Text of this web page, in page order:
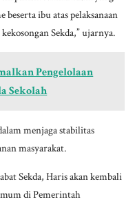
ibu atas pelaksanaan
Sekda,” ujarnya.
Pengelolaan
Sekolah
menjaga stabilitas
masyarakat.
Sekda, Haris akan kembali
di Pemerintah